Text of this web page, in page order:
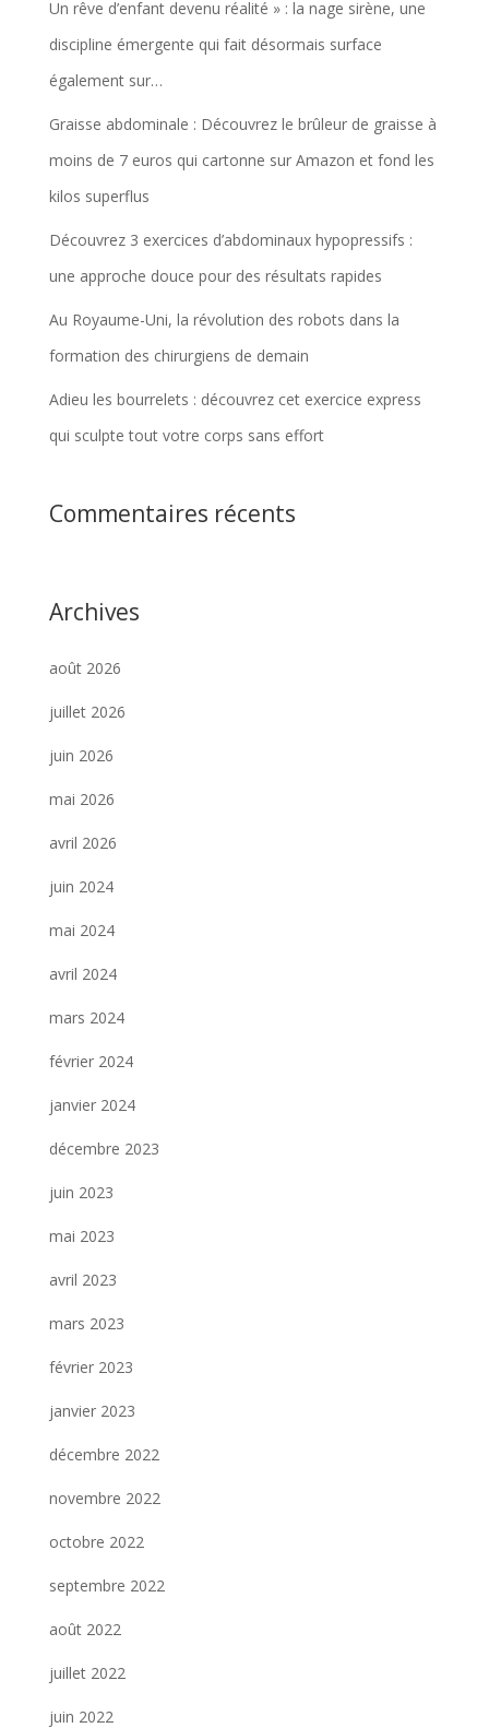
Un rêve d’enfant devenu réalité » : la nage sirène, une
discipline émergente qui fait désormais surface
également sur…
Graisse abdominale : Découvrez le brûleur de graisse à
moins de 7 euros qui cartonne sur Amazon et fond les
kilos superflus
Découvrez 3 exercices d’abdominaux hypopressifs :
une approche douce pour des résultats rapides
Au Royaume-Uni, la révolution des robots dans la
formation des chirurgiens de demain
Adieu les bourrelets : découvrez cet exercice express
qui sculpte tout votre corps sans effort
Commentaires récents
Archives
août 2026
juillet 2026
juin 2026
mai 2026
avril 2026
juin 2024
mai 2024
avril 2024
mars 2024
février 2024
janvier 2024
décembre 2023
juin 2023
mai 2023
avril 2023
mars 2023
février 2023
janvier 2023
décembre 2022
novembre 2022
octobre 2022
septembre 2022
août 2022
juillet 2022
juin 2022